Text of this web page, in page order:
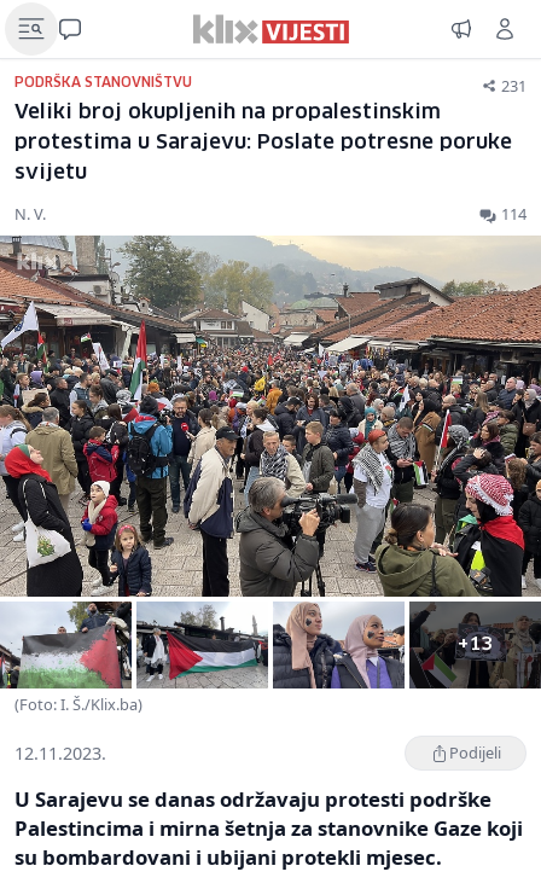
PODRŠKA STANOVNIŠTVU 231
Veliki broj okupljenih na propalestinskim
protestima u Sarajevu: Poslate potresne poruke
svijetu
N. V. 114
+13
(Foto: I. Š./Klix.ba)
12.11.2023. Podijeli
U Sarajevu se danas održavaju protesti podrške
Palestincima i mirna šetnja za stanovnike Gaze koji
su bombardovani i ubijani protekli mjesec.